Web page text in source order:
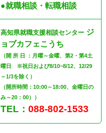
●就職相談・転職相談
高知県就職支援相談センター ジ
ョブカフェこうち
（開 所 日 ：月曜～金曜、第2・第4土
曜日 ※祝日および8/10~8/12、12/29
～1/3を除く）
（開所時間：10:00～18:00、金曜日の
み～20：00））
TEL： 088-802-1533